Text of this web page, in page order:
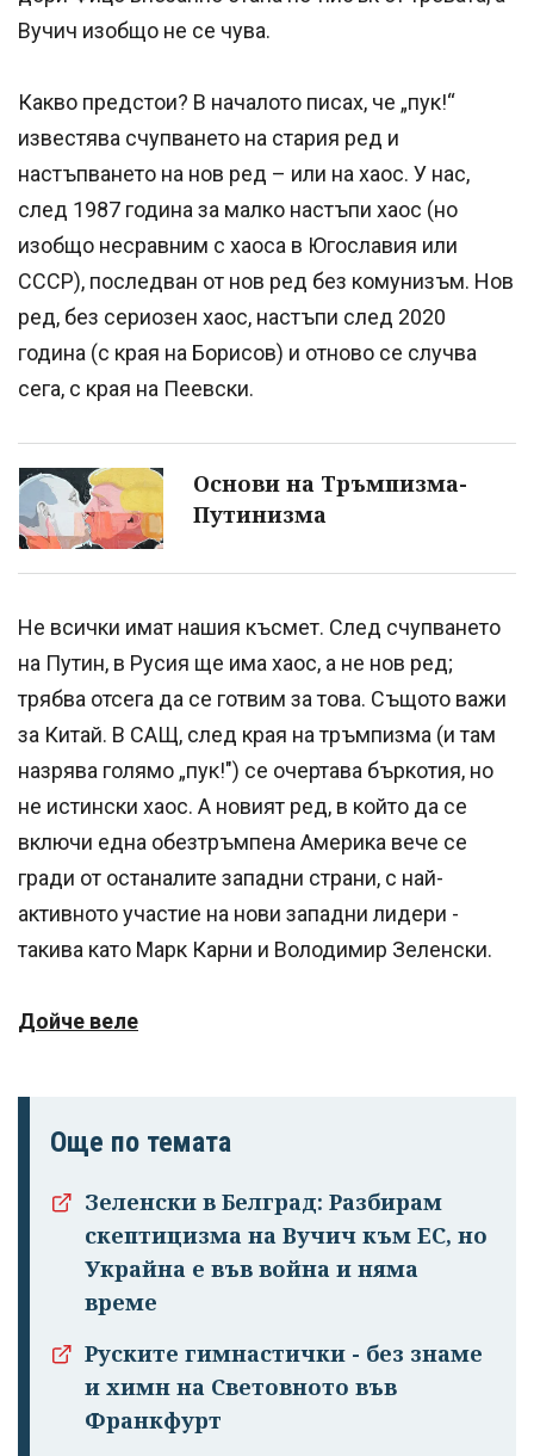
Вучич изобщо не се чува.
Какво предстои? В началото писах, че „пук!“
известява счупването на стария ред и
настъпването на нов ред – или на хаос. У нас,
след 1987 година за малко настъпи хаос (но
изобщо несравним с хаоса в Югославия или
СССР), последван от нов ред без комунизъм. Нов
ред, без сериозен хаос, настъпи след 2020
година (с края на Борисов) и отново се случва
сега, с края на Пеевски.
Основи на Тръмпизма-
Путинизма
Не всички имат нашия късмет. След счупването
на Путин, в Русия ще има хаос, а не нов ред;
трябва отсега да се готвим за това. Същото важи
за Китай. В САЩ, след края на тръмпизма (и там
назрява голямо „пук!") се очертава бъркотия, но
не истински хаос. А новият ред, в който да се
включи една обезтръмпена Америка вече се
гради от останалите западни страни, с най-
активното участие на нови западни лидери -
такива като Марк Карни и Володимир Зеленски.
Дойче веле
Още по темата
Зеленски в Белград: Разбирам
скептицизма на Вучич към ЕС, но
Украйна е във война и няма
време
Руските гимнастички - без знаме
и химн на Световното във
Франкфурт